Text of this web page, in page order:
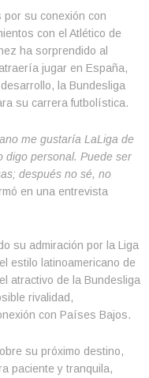
su conexión con
con el Atlético de
ha sorprendido al
jugar en España,
la Bundesliga
su carrera futbolística.
me gustaría LaLiga de
digo personal. Puede ser
después no sé, no
en una entrevista
su admiración por la Liga
estilo latinoamericano de
atractivo de la Bundesliga
rivalidad,
con Países Bajos.
su próximo destino,
paciente y tranquila,